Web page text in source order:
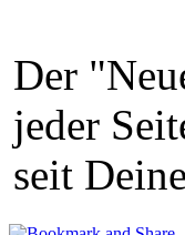
Der
jeder
seit